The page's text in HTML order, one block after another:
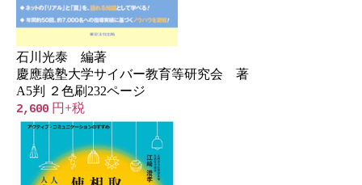
石川光泰 編著
慶應義塾大学サイバー教育等研究会 著
A5判 ２色刷232ページ
2,600 円+税